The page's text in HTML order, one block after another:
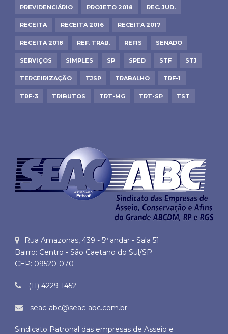
PREVIDENCIÁRIO PROJETO 2018 REC. JUD.
RECEITA RECEITA 2016 RECEITA 2017
RECEITA 2018 REF. TRAB. REFIS SENADO
SERVIÇOS SIMPLES SP SPED STF STJ
TERCEIRIZAÇÃO TJSP TRABALHO TRF-1
TRF-3 TRIBUTOS TRT-MG TRT-SP TST
Rua Amazonas, 439 - 5º andar - Sala 51
Bairro: Centro - São Caetano do Sul/SP
CEP: 09520-070
(11) 4229-1452
seac-abc@seac-abc.com.br
Sindicato Patronal das empresas de Asseio e